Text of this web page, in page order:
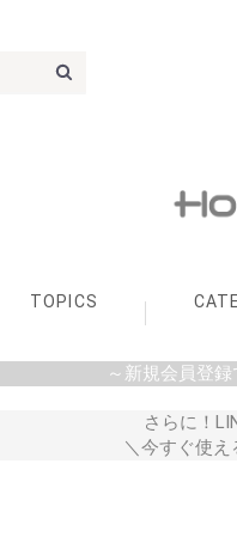
変化するくるくる本棚
変化するままごとキッチ
PLAY FOOD
LINEUP
ACCESSORIES
PARTS
LINEUP
ACCESSORIES
LINEUP
ACCESSORIES
LINEUP
ACCESSORIES
LINEUP
PARTS
LINEUP
ACCESSORIES
PARTS
LINEUP
ACCESSORIES
PARTS
LINEUP
ACCESSORIES
PARTS
LINEUP
ACCESSORIES
LINEUP
LINEUP
ACCESSORIES
PARTS
LINEUP
PARTS
Memory Box
＼New／木製収納フレー
amimals（手編みのコッ
トンラトル）
HOPPL Closet
LINEUP
TOPICS
REBORN PROJECT
AFTER SERVICE
KIDS DESIGN AWARD
SDGs HOPPL デスク
チェア
ベッド
寝具
収納
ラグ
おもちゃ
補修パー
～新規会員登
さらに！
＼今すぐ使え